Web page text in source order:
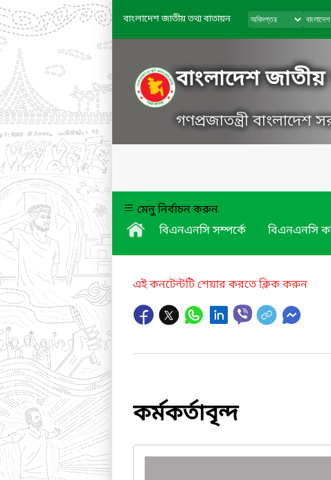
বাংলাদেশ জাতীয় তথ্য বাতায়ন
বাংলাদেশ জাতীয়
গণপ্রজাতন্ত্রী বাংলাদেশ
মেনু নির্বাচন করুন
বিএনএনসি সম্পর্কে
বিএনএনসি
এই কনটেন্টটি শেয়ার করতে ক্লিক করুন
কর্মকর্তাবৃন্দ